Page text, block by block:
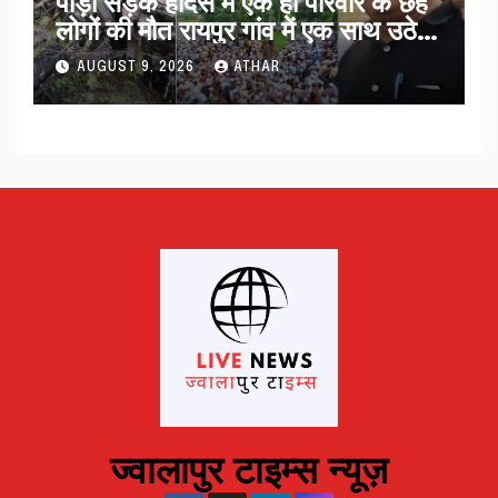
लोगों की मौत रायपुर गांव में एक साथ उठे
जनाजे…
AUGUST 9, 2026 ATHAR
ज्वालापुर टाइम्स न्यूज़